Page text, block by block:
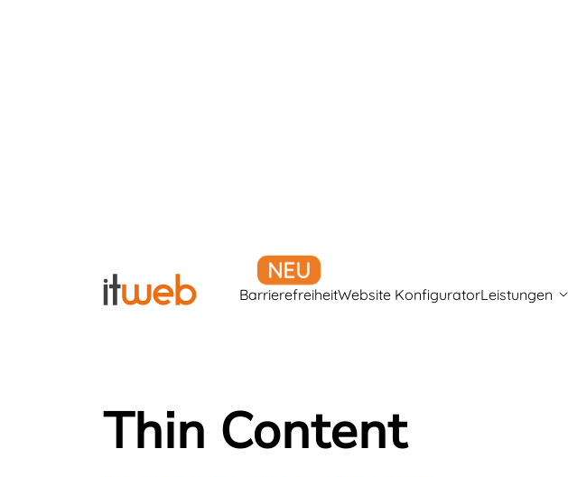
BarrierefreiheitWebsite KonfiguratorLeistungen
Thin Content